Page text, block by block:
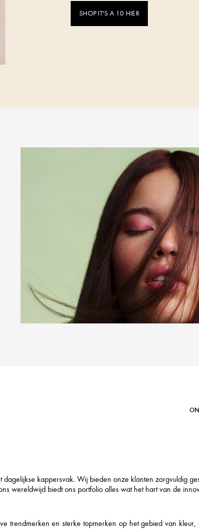
SHOP IT'S A 10 HIER
kappersvak. Wij bieden onze klanten zorgvuldig
wereldwijd biedt ons portfolio alles wat het hart van de
trendmerken en sterke topmerken op het gebied van